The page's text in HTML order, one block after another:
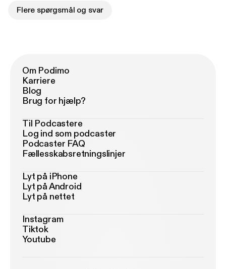
Flere spørgsmål og svar
Om Podimo
Karriere
Blog
Brug for hjælp?
Til Podcastere
Log ind som podcaster
Podcaster FAQ
Fællesskabsretningslinjer
Lyt på iPhone
Lyt på Android
Lyt på nettet
Instagram
Tiktok
Youtube